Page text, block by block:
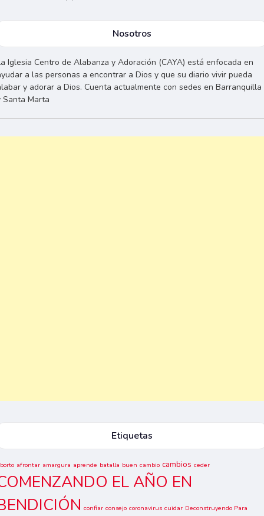
Nosotros
Iglesia Centro de Alabanza y Adoración (CAYA) está enfocada en
a las personas a encontrar a Dios y que su diario vivir pueda
y adorar a Dios. Cuenta actualmente con sedes en Barranquilla
Santa Marta
Etiquetas
afrontar amargura aprende batalla buen cambio cambios ceder
EL AÑO EN
confiar consejo coronavirus cuidar Deconstruyendo Para